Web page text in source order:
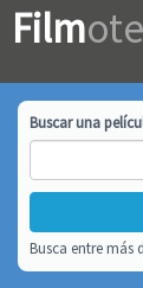
Film
Buscar una
Busca entre más